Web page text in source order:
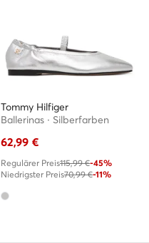
Tommy Hilfiger
Ballerinas · Silberfarben
62,99 €
Regulärer Preis115,99 €-45%
Niedrigster Preis70,99 €-11%